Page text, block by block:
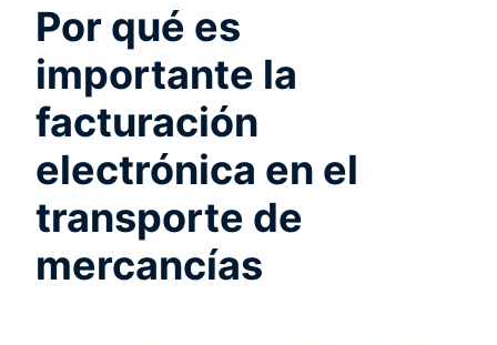
Por qué es
importante la
facturación
electrónica en el
transporte de
mercancías